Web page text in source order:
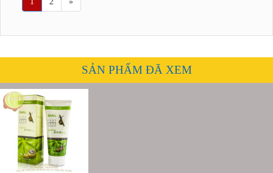
SẢN PHẨM ĐÃ XEM